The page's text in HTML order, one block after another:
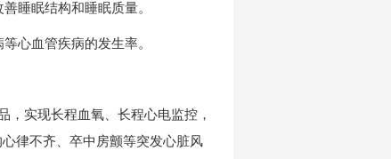
睡眠结构和睡眠质量。
心血管疾病的发生率。
实现长程血氧、长程心电监控，
律不齐、卒中房颤等突发心脏风